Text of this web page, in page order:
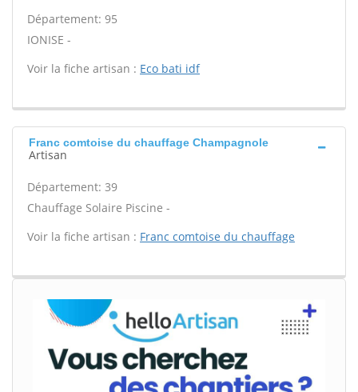
Département: 95
IONISE -
Voir la fiche artisan : Eco bati idf
Franc comtoise du chauffage Champagnole
Artisan
Département: 39
Chauffage Solaire Piscine -
Voir la fiche artisan : Franc comtoise du chauffage